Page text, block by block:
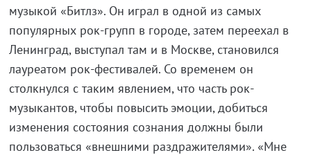
музыкой «Битлз». Он играл в одной из самых
популярных рок-групп в городе, затем переехал в
Ленинград, выступал там и в Москве, становился
лауреатом рок-фестивалей. Со временем он
столкнулся с таким явлением, что часть рок-
музыкантов, чтобы повысить эмоции, добиться
изменения состояния сознания должны были
пользоваться «внешними раздражителями». «Мне